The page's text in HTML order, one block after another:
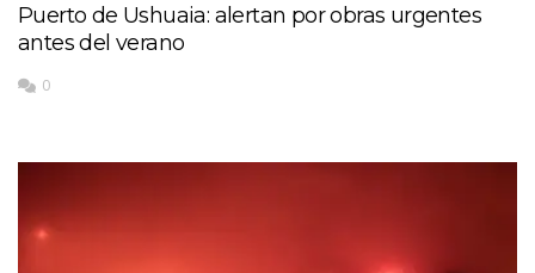
Puerto de Ushuaia: alertan por obras urgentes
antes del verano
0